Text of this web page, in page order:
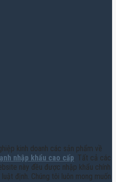
kinh doanh các sản phẩm về
nhập khẩu cao cấp. Tất cả các
này đều được nhập khẩu chính
định. Chúng tôi luôn mong muốn